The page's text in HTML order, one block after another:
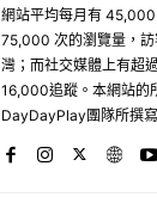
網站平均每月有
75,000 次的瀏覽量，
灣；而社交媒體上有超
16,000追蹤。本網站的
DayDayPlay團隊所撰寫